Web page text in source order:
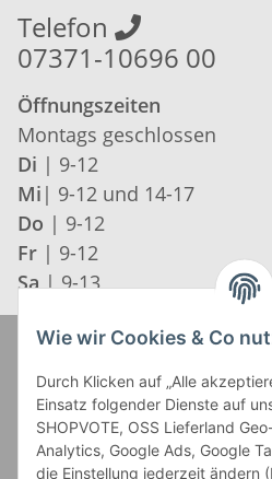
Telefon
07371-10696 00
Öffnungszeiten
Montags geschlossen
Di | 9-12
Mi | 9-12 und 14-17
Do | 9-12
Fr | 9-12
Sa | 9-13
Wie wir Cookies & Co
Durch Klicken auf „Alle
Einsatz folgender Dienste auf
SHOPVOTE, OSS Lieferland
Analytics, Google Ads, Google
die Einstellung jederzeit ändern